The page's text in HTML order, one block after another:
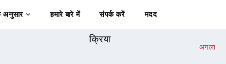
अनुसार हमारे बारे में संपर्क करें मदद
क्रिया
अगला